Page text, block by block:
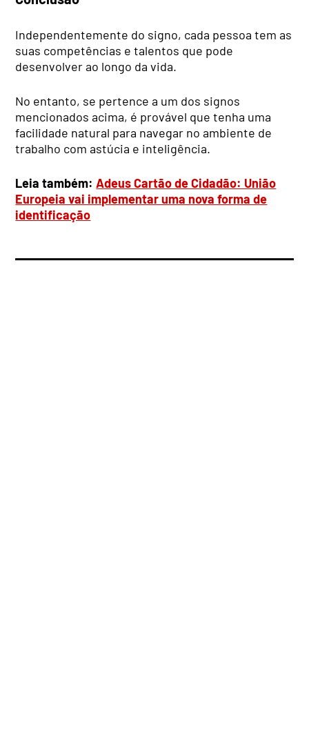
Independentemente do signo, cada pessoa tem as
suas competências e talentos que pode
desenvolver ao longo da vida.
No entanto, se pertence a um dos signos
mencionados acima, é provável que tenha uma
facilidade natural para navegar no ambiente de
trabalho com astúcia e inteligência.
Leia também:Adeus Cartão de Cidadão: União
Europeia vai implementar uma nova forma de
identificação